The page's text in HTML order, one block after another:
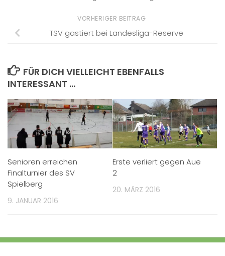
VORHERIGER BEITRAG
TSV gastiert bei Landesliga-Reserve
FÜR DICH VIELLEICHT EBENFALLS
INTERESSANT …
Senioren erreichen
Finalturnier des SV
Spielberg
9. JANUAR 2016
Erste verliert gegen Aue
2
20. MÄRZ 2016